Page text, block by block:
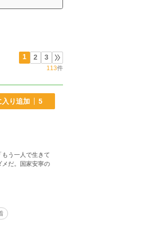
1 2 3
113件
入り追加 5
う一人で生きて
だ。国家安寧の